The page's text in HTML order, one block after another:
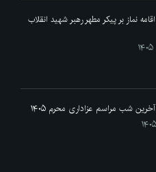
اقامه نماز بر پیکر مطهر رهبر شهید انقلاب
آخرین شب مراسم عزاداری محرم ۱۴۰۵